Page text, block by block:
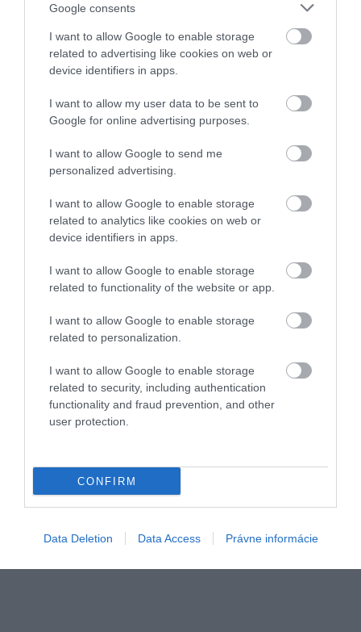
Google consents
I want to allow Google to enable storage
related to advertising like cookies on web or
device identifiers in apps.
I want to allow my user data to be sent to
Google for online advertising purposes.
I want to allow Google to send me
personalized advertising.
I want to allow Google to enable storage
related to analytics like cookies on web or
device identifiers in apps.
I want to allow Google to enable storage
related to functionality of the website or app.
I want to allow Google to enable storage
related to personalization.
I want to allow Google to enable storage
related to security, including authentication
functionality and fraud prevention, and other
user protection.
CONFIRM
Data Deletion Data Access Právne informácie
tomuto budú nadýchané a jemné
Ak vás už omrzeli klasické dezerty, skúste sa
GASTRO